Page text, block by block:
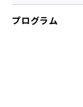
プログラム